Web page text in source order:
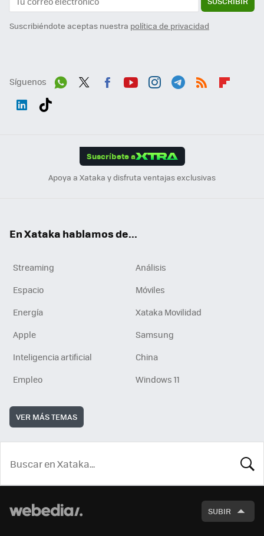
Suscribiéndote aceptas nuestra política de privacidad
Síguenos
Suscríbete a
Apoya a Xataka y disfruta ventajas exclusivas
En Xataka hablamos de...
Streaming
Análisis
Espacio
Móviles
Energía
Xataka Movilidad
Apple
Samsung
Inteligencia artificial
China
Empleo
Windows 11
VER MÁS TEMAS
SUBIR